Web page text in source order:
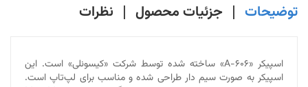
توضیحات جزئیات محصول نظرات
اسپیکر «A-606» ساخته شده توسط شرکت «کیسونلی» است. این
اسپیکر به صورت سیم دار طراحی شده و مناسب برای لپ‌تاپ است.